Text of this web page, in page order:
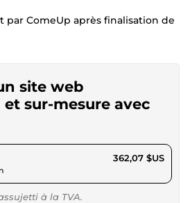
par ComeUp après finalisation de
site web
sur-mesure avec
333,70 $US 362,07 $US
à la TVA.